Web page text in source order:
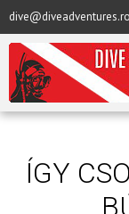
dive@diveadventures.ro
ÍGY